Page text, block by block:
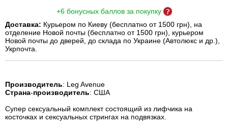
+6 бонусных баллов за покупку
Доставка: Курьером по Киеву (бесплатно от 1500 грн), на
отделение Новой почты (бесплатно от 1500 грн), курьером
Новой почты до дверей, до склада по Украине (Автолюкс и др.),
Укрпочта.
Производитель: Leg Avenue
Страна-производитель: США
Супер сексуальный комплект состоящий из лифчика на
косточках и сексуальных стрингах на подвязках.